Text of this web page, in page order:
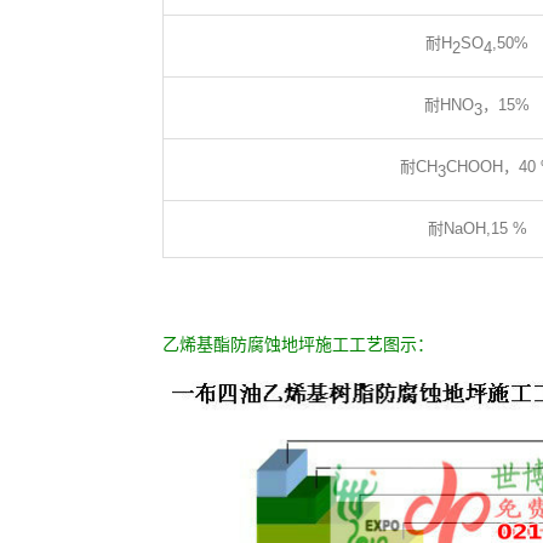
耐H 2SO4,50%
耐HNO3，15%
耐CH3CHOOH，40
耐NaOH,15 %
乙烯基酯防腐蚀地坪施工工艺图示：